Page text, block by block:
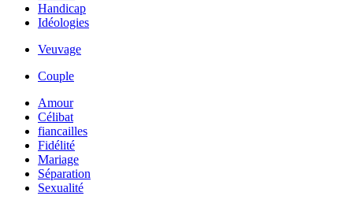
Handicap
Idéologies
Veuvage
Couple
Amour
Célibat
fiancailles
Fidélité
Mariage
Séparation
Sexualité